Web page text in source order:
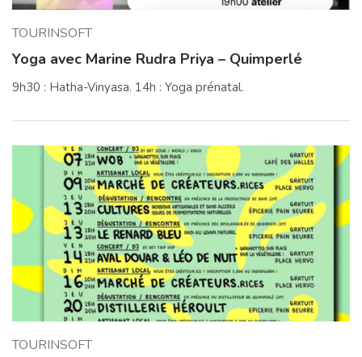
TOURINSOFT
Yoga avec Marine Rudra Priya – Quimperlé
9h30 : Hatha-Vinyasa. 14h : Yoga prénatal.
TOURINSOFT